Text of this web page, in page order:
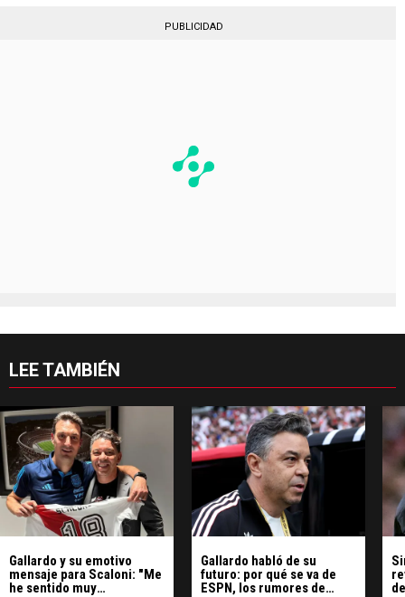
PUBLICIDAD
LEE TAMBIÉN
Gallardo y su emotivo
mensaje para Scaloni: "Me
he sentido muy
Gallardo habló de su
futuro: por qué se va de
ESPN, los rumores de